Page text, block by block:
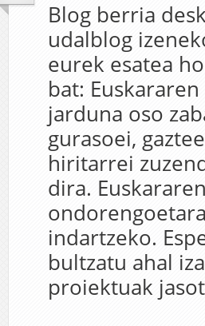
Blog berria
udalblog
eurek esatea
bat:
jarduna oso
gurasoei,
hiritarrei
dira.
indartzeko.
bultzatu ahal
proiektuak